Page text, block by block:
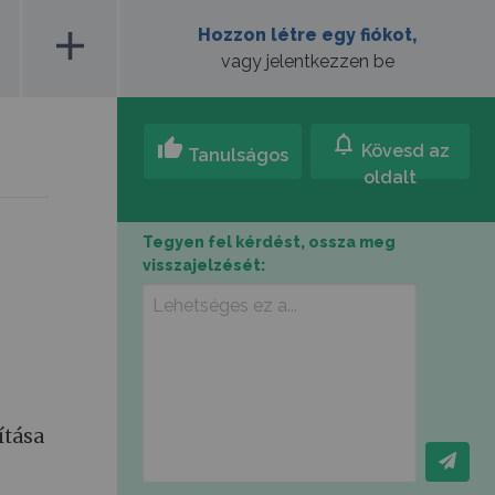
add
Hozzon létre egy fiókot,
vagy jelentkezzen be
thumb_up Tanulságos notifications Kövesd az
oldalt
Tegyen fel kérdést, ossza meg
visszajelzését: